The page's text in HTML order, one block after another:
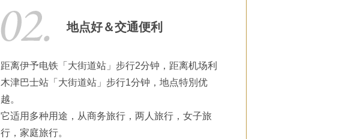
地点好＆交通便利
距离伊予电铁「大街道站」步行2分钟，距离机场利
木津巴士站「大街道站」步行1分钟，地点特別优
越。
它适用多种用途，从商务旅行，两人旅行，女子旅
行，家庭旅行。